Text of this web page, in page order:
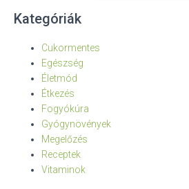
Kategóriák
Cukormentes
Egészség
Életmód
Étkezés
Fogyókúra
Gyógynövények
Megelőzés
Receptek
Vitaminok